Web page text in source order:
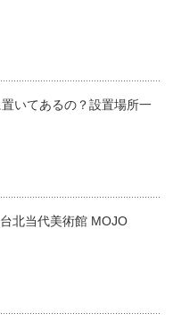
いてあるの？設置場所一
北当代美術館 MOJO